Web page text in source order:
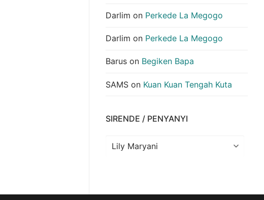
Darlim on Perkede La Megogo
Darlim on Perkede La Megogo
Barus on Begiken Bapa
SAMS on Kuan Kuan Tengah Kuta
SIRENDE / PENYANYI
Sirende